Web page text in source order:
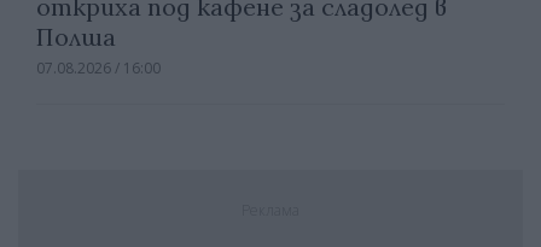
откриха под кафене за сладолед в
Полша
07.08.2026 / 16:00